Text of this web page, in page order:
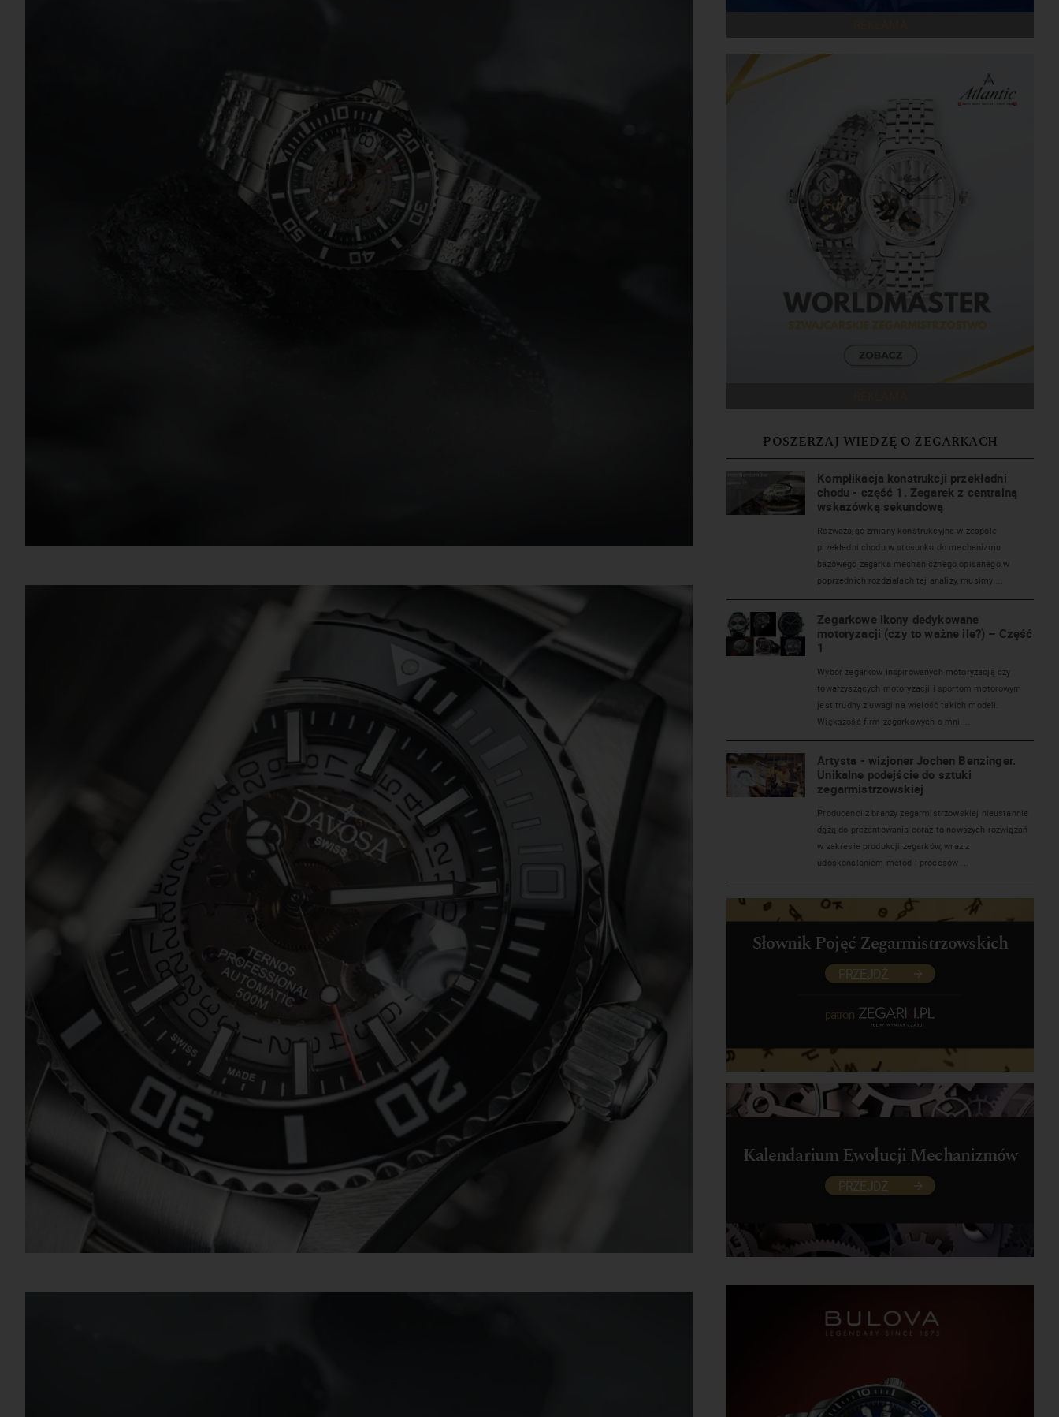
POSZERZAJ WIEDZĘ O ZEGARKACH
Komplikacja konstrukcji przekładni
chodu - część 1. Zegarek z centralną
wskazówką sekundową
Rozważając zmiany konstrukcyjne w zespole
przekładni chodu w stosunku do mechanizmu
bazowego zegarka mechanicznego opisanego w
poprzednich rozdziałach tej analizy, musimy ...
Zegarkowe ikony dedykowane
motoryzacji (czy to ważne ile?) – Część
1
Wybór zegarków inspirowanych motoryzacją czy
towarzyszących motoryzacji i sportom motorowym
jest trudny z uwagi na wielość takich modeli.
Większość firm zegarkowych o mni ...
Artysta - wizjoner Jochen Benzinger.
Unikalne podejście do sztuki
zegarmistrzowskiej
Producenci z branży zegarmistrzowskiej nieustannie
dążą do prezentowania coraz to nowszych rozwiązań
w zakresie produkcji zegarków, wraz z
udoskonalaniem metod i procesów ...
Słownik Pojęć Zegarmistrzowskich
PRZEJDŹ
patron
Kalendarium Ewolucji Mechanizmów
PRZEJDŹ